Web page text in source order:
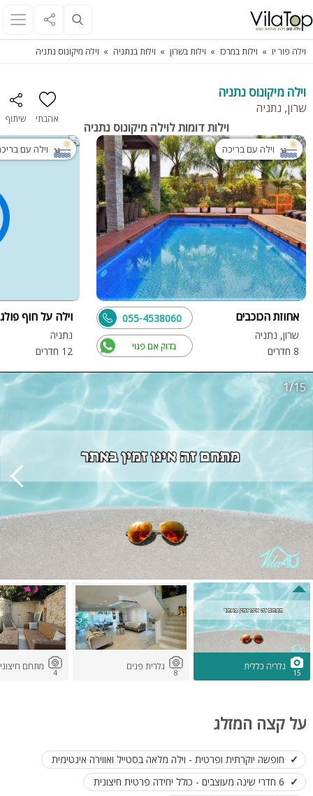
וילה פור יו וילות במרכז וילות בשרון וילות בנתניה וילה מיקונוס נתניה
וילה מיקונוס נתניה
שרון, נתניה
אהבתי שיתוף
וילות דומות לוילה מיקונוס נתניה
וילה עם בריכה
אחוזת הכוכבים
שרון, נתניה
8 חדרים
בדוק אם פנוי
055-4538060
וילה עם
וילה על חוף פולג
נתניה
12 חדרים
1/15
15
גלריה כללית
8
גלרית פנים
4
מתחם חיצוני
על קצה המזלג
חופשה יוקרתית ופרטית - וילה מלאה בסטייל ואווירה אינטימית
6 חדרי שינה מעוצבים - כולל יחידה פרטית חיצונית